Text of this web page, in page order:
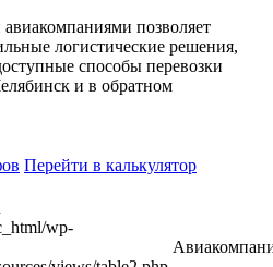
позволяет
логистические решения,
способы перевозки
и в обратном
Перейти в калькулятор
wp-